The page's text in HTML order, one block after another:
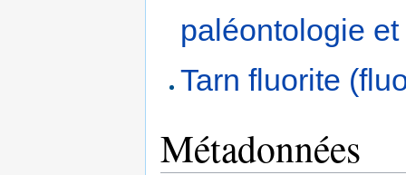
paléontologie
Tarn fluorite
Métadonnées